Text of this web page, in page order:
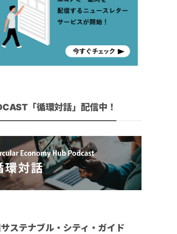
「循環対話」配信中！
サステナブル・シティ・ガイド